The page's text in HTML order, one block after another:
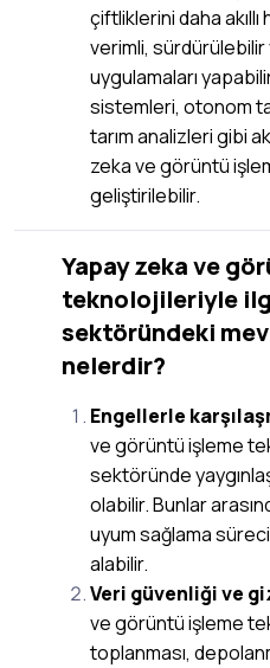
çiftliklerini daha
verimli,
uygulamaları
sistemleri, otonom
tarım analizleri gibi
zeka ve görüntü
geliştirilebilir.
Yapay zeka ve
teknolojileriyle
sektöründeki
nelerdir?
Engellerle
ve görüntü işleme
sektöründe
olabilir. Bunlar
uyum sağlama
alabilir.
Veri güvenliği ve
ve görüntü işleme
toplanması,